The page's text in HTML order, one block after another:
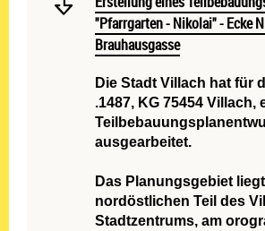
"Pfarrgarten - Nikolai" - Ecke
Brauhausgasse
Die Stadt Villach hat für
.1487, KG 75454 Villach,
ausgearbeitet.
Das Planungsgebiet
nordöstlichen Teil des
Stadtzentrums, am